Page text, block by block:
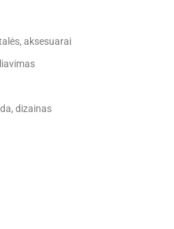
aksesuarai
dizainas